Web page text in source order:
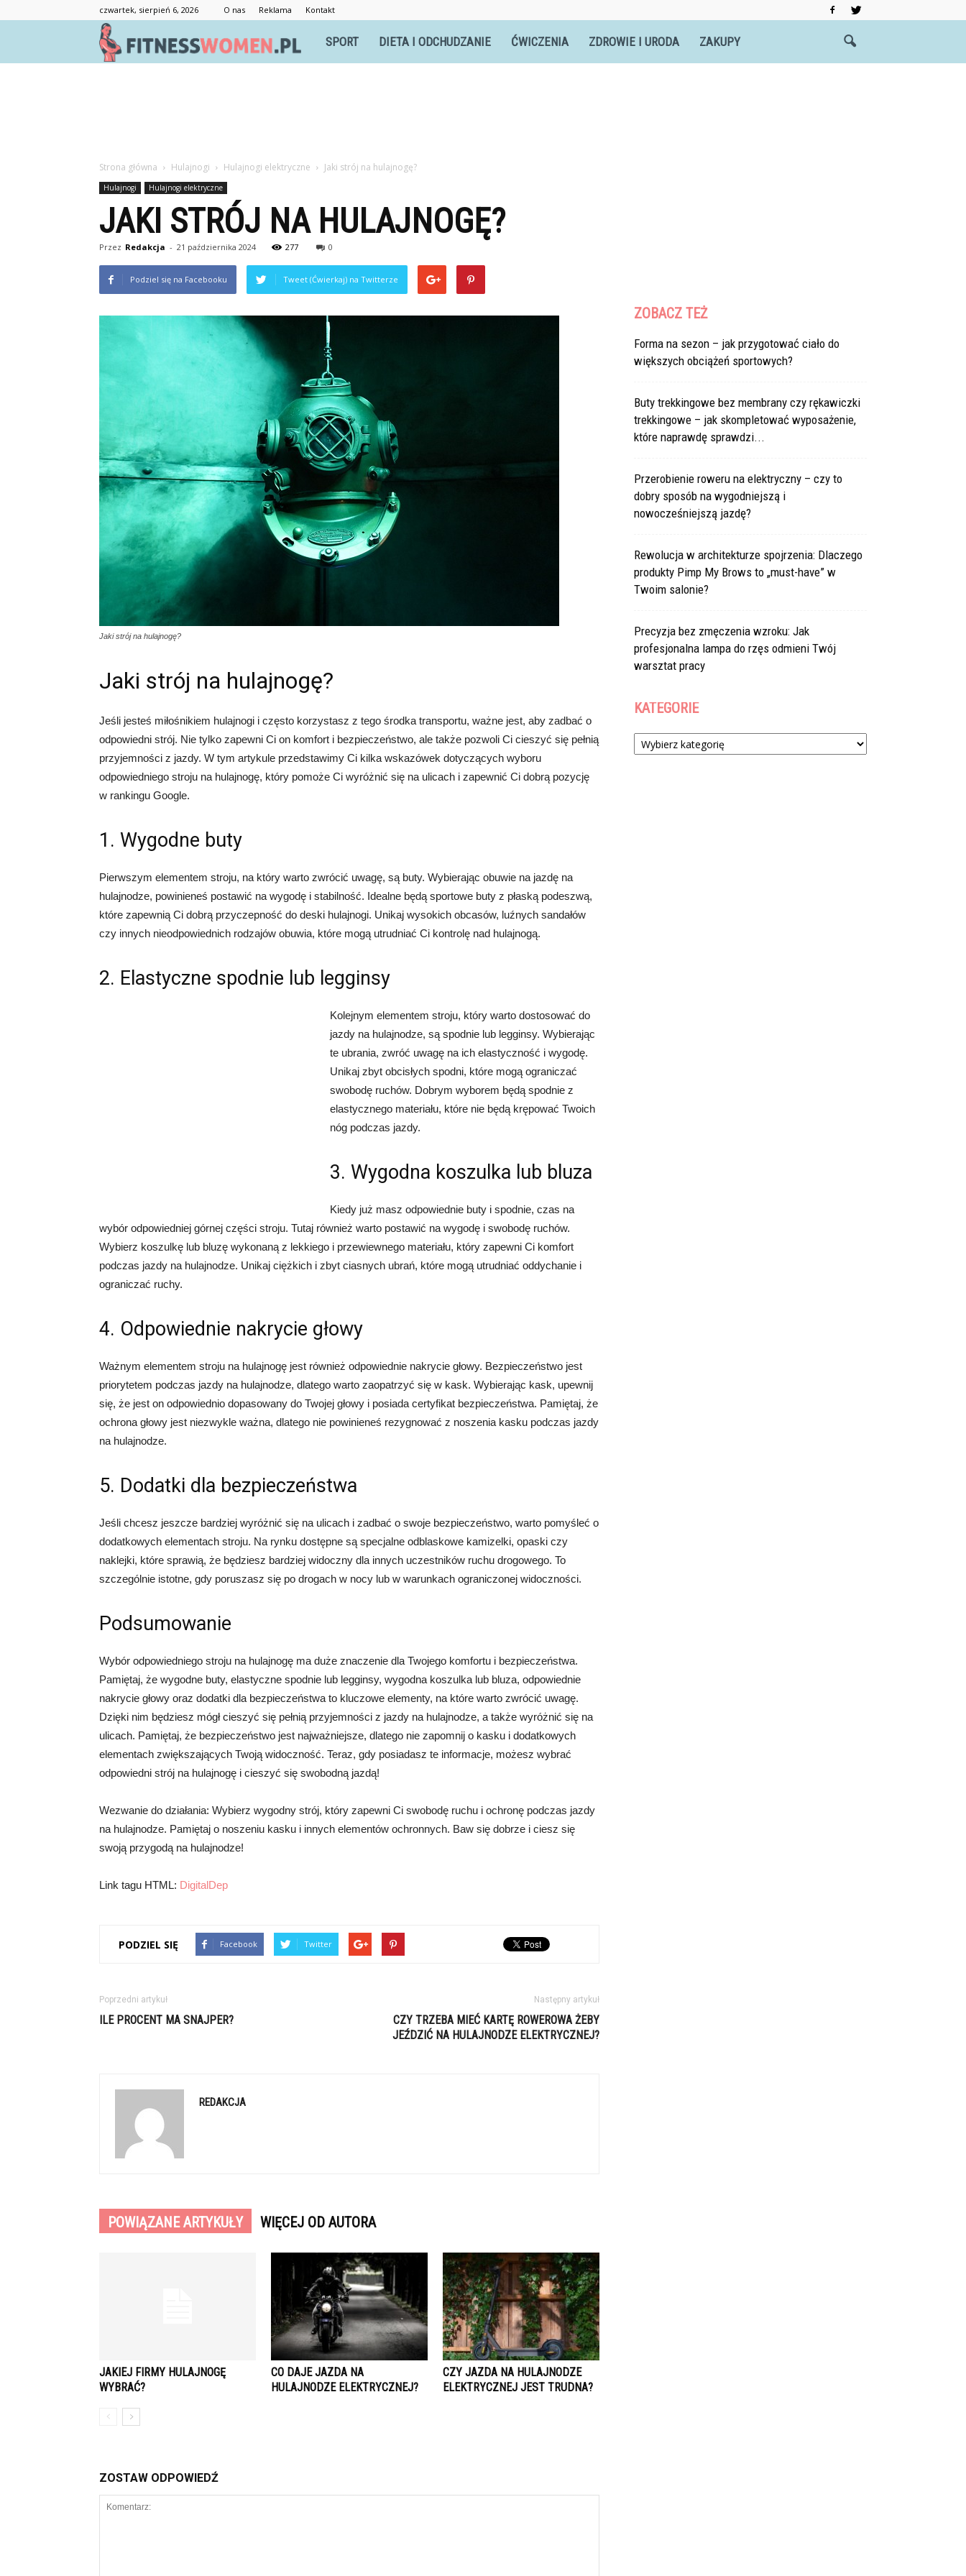
czwartek, sierpień 6, 2026 O nas Reklama Kontakt
Fitnesswomen.pl
SPORT DIETA I ODCHUDZANIE ĆWICZENIA ZDROWIE I URODA ZAKUPY
Strona główna Hulajnogi Hulajnogi elektryczne Jaki strój na hulajnogę?
Hulajnogi Hulajnogi elektryczne
JAKI STRÓJ NA HULAJNOGĘ?
Przez Redakcja - 21 października 2024 277 0
Podziel się na Facebooku Tweet (Ćwierkaj) na Twitterze
Jaki strój na hulajnogę?
Jaki strój na hulajnogę?
Jeśli jesteś miłośnikiem hulajnogi i często korzystasz z tego środka transportu, ważne jest, aby zadbać o
odpowiedni strój. Nie tylko zapewni Ci on komfort i bezpieczeństwo, ale także pozwoli Ci cieszyć się pełnią
przyjemności z jazdy. W tym artykule przedstawimy Ci kilka wskazówek dotyczących wyboru
odpowiedniego stroju na hulajnogę, który pomoże Ci wyróżnić się na ulicach i zapewnić Ci dobrą pozycję
w rankingu Google.
1. Wygodne buty
Pierwszym elementem stroju, na który warto zwrócić uwagę, są buty. Wybierając obuwie na jazdę na
hulajnodze, powinieneś postawić na wygodę i stabilność. Idealne będą sportowe buty z płaską podeszwą,
które zapewnią Ci dobrą przyczepność do deski hulajnogi. Unikaj wysokich obcasów, luźnych sandałów
czy innych nieodpowiednich rodzajów obuwia, które mogą utrudniać Ci kontrolę nad hulajnogą.
2. Elastyczne spodnie lub legginsy
Kolejnym elementem stroju, który warto dostosować do
jazdy na hulajnodze, są spodnie lub legginsy. Wybierając
te ubrania, zwróć uwagę na ich elastyczność i wygodę.
Unikaj zbyt obcisłych spodni, które mogą ograniczać
swobodę ruchów. Dobrym wyborem będą spodnie z
elastycznego materiału, które nie będą krępować Twoich
nóg podczas jazdy.
3. Wygodna koszulka lub bluza
Kiedy już masz odpowiednie buty i spodnie, czas na
wybór odpowiedniej górnej części stroju. Tutaj również warto postawić na wygodę i swobodę ruchów.
Wybierz koszulkę lub bluzę wykonaną z lekkiego i przewiewnego materiału, który zapewni Ci komfort
podczas jazdy na hulajnodze. Unikaj ciężkich i zbyt ciasnych ubrań, które mogą utrudniać oddychanie i
ograniczać ruchy.
4. Odpowiednie nakrycie głowy
Ważnym elementem stroju na hulajnogę jest również odpowiednie nakrycie głowy. Bezpieczeństwo jest
priorytetem podczas jazdy na hulajnodze, dlatego warto zaopatrzyć się w kask. Wybierając kask, upewnij
się, że jest on odpowiednio dopasowany do Twojej głowy i posiada certyfikat bezpieczeństwa. Pamiętaj, że
ochrona głowy jest niezwykle ważna, dlatego nie powinieneś rezygnować z noszenia kasku podczas jazdy
na hulajnodze.
5. Dodatki dla bezpieczeństwa
Jeśli chcesz jeszcze bardziej wyróżnić się na ulicach i zadbać o swoje bezpieczeństwo, warto pomyśleć o
dodatkowych elementach stroju. Na rynku dostępne są specjalne odblaskowe kamizelki, opaski czy
naklejki, które sprawią, że będziesz bardziej widoczny dla innych uczestników ruchu drogowego. To
szczególnie istotne, gdy poruszasz się po drogach w nocy lub w warunkach ograniczonej widoczności.
Podsumowanie
Wybór odpowiedniego stroju na hulajnogę ma duże znaczenie dla Twojego komfortu i bezpieczeństwa.
Pamiętaj, że wygodne buty, elastyczne spodnie lub legginsy, wygodna koszulka lub bluza, odpowiednie
nakrycie głowy oraz dodatki dla bezpieczeństwa to kluczowe elementy, na które warto zwrócić uwagę.
Dzięki nim będziesz mógł cieszyć się pełnią przyjemności z jazdy na hulajnodze, a także wyróżnić się na
ulicach. Pamiętaj, że bezpieczeństwo jest najważniejsze, dlatego nie zapomnij o kasku i dodatkowych
elementach zwiększających Twoją widoczność. Teraz, gdy posiadasz te informacje, możesz wybrać
odpowiedni strój na hulajnogę i cieszyć się swobodną jazdą!
Wezwanie do działania: Wybierz wygodny strój, który zapewni Ci swobodę ruchu i ochronę podczas jazdy
na hulajnodze. Pamiętaj o noszeniu kasku i innych elementów ochronnych. Baw się dobrze i ciesz się
swoją przygodą na hulajnodze!
Link tagu HTML: DigitalDep
PODZIEL SIĘ Facebook Twitter
Poprzedni artykuł
ILE PROCENT MA SNAJPER?
Następny artykuł
CZY TRZEBA MIEĆ KARTĘ ROWEROWA ŻEBY
JEŹDZIĆ NA HULAJNODZE ELEKTRYCZNEJ?
REDAKCJA
POWIĄZANE ARTYKUŁY WIĘCEJ OD AUTORA
JAKIEJ FIRMY HULAJNOGĘ
WYBRAĆ?
CO DAJE JAZDA NA
HULAJNODZE ELEKTRYCZNEJ?
CZY JAZDA NA HULAJNODZE
ELEKTRYCZNEJ JEST TRUDNA?
ZOSTAW ODPOWIEDŹ
ZOBACZ TEŻ
Forma na sezon – jak przygotować ciało do
większych obciążeń sportowych?
Buty trekkingowe bez membrany czy rękawiczki
trekkingowe – jak skompletować wyposażenie,
które naprawdę sprawdzi...
Przerobienie roweru na elektryczny – czy to
dobry sposób na wygodniejszą i
nowocześniejszą jazdę?
Rewolucja w architekturze spojrzenia: Dlaczego
produkty Pimp My Brows to „must-have” w
Twoim salonie?
Precyzja bez zmęczenia wzroku: Jak
profesjonalna lampa do rzęs odmieni Twój
warsztat pracy
KATEGORIE
Kategorie